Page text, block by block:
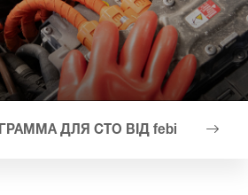
ДЛЯ СТО ВІД febi